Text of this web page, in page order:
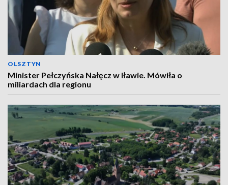
OLSZTYN
Minister Pełczyńska Nałęcz w Iławie. Mówiła o
miliardach dla regionu